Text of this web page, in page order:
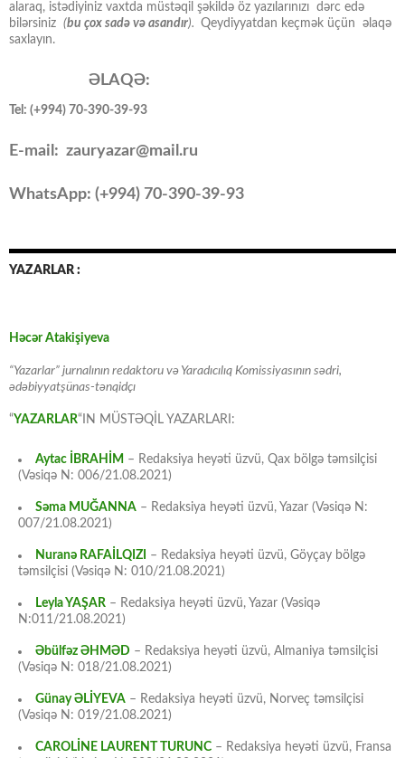
alaraq, istədiyiniz vaxtda müstəqil şəkildə öz yazılarınızı dərc edə
bilərsiniz (bu çox sadə və asandır). Qeydiyyatdan keçmək üçün əlaqə
saxlayın.
ƏLAQƏ:
Tel: (+994) 70-390-39-93
E-mail: zauryazar@mail.ru
WhatsApp: (+994) 70-390-39-93
YAZARLAR :
Həcər Atakişiyeva
“Yazarlar” jurnalının redaktoru və Yaradıcılıq Komissiyasının sədri,
ədəbiyyatşünas-tənqidçı
“YAZARLAR“IN MÜSTƏQİL YAZARLARI:
Aytac İBRAHİM – Redaksiya heyəti üzvü, Qax bölgə təmsilçisi
(Vəsiqə N: 006/21.08.2021)
Səma MUĞANNA – Redaksiya heyəti üzvü, Yazar (Vəsiqə N:
007/21.08.2021)
Nuranə RAFAİLQIZI
– Redaksiya heyəti üzvü, Göyçay bölgə
təmsilçisi (Vəsiqə N: 010/21.08.2021)
Leyla YAŞAR – Redaksiya heyəti üzvü, Yazar (Vəsiqə
N:011/21.08.2021)
Əbülfəz ƏHMƏD – Redaksiya heyəti üzvü, Almaniya təmsilçisi
(Vəsiqə N: 018/21.08.2021)
Günay ƏLİYEVA – Redaksiya heyəti üzvü, Norveç təmsilçisi
(Vəsiqə N: 019/21.08.2021)
CAROLİNE LAURENT TURUNC – Redaksiya heyəti üzvü, Fransa